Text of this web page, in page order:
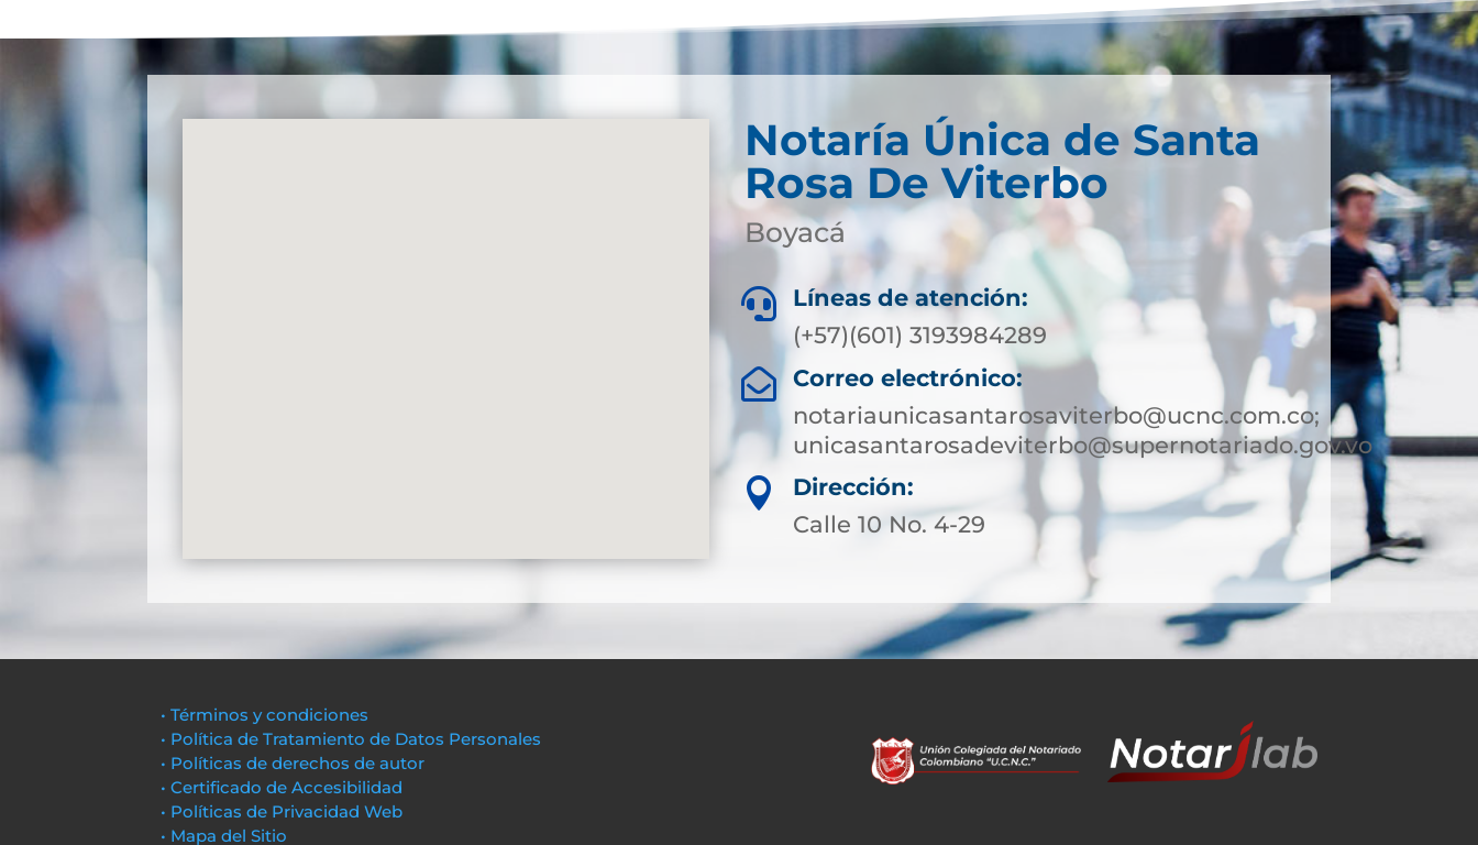
Notaría Única de Santa
Rosa De Viterbo
Boyacá

Líneas de atención:
(+57)(601) 3193984289

Correo electrónico:
notariaunicasantarosaviterbo@ucnc.com.co;
unicasantarosadeviterbo@supernotariado.gov.vo

Dirección:
Calle 10 No. 4-29
• Términos y condiciones
• Política de Tratamiento de Datos Personales
• Políticas de derechos de autor
• Certificado de Accesibilidad
• Políticas de Privacidad Web
• Mapa del Sitio